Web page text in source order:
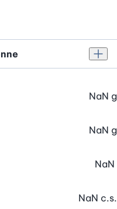
NaN g
NaN g
NaN
NaN c.s.